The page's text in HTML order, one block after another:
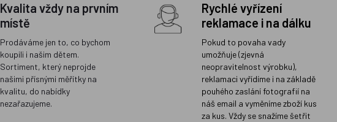
Kvalita vždy na prvním
místě
Prodáváme jen to, co bychom
koupili i našim dětem.
Sortiment, který neprojde
našimi přísnými měřítky na
kvalitu, do nabídky
nezařazujeme.
Rychlé vyřízení
reklamace i na dálku
Pokud to povaha vady
umožňuje (zjevná
neopravitelnost výrobku),
reklamaci vyřídíme i na základě
pouhého zaslání fotografií na
náš email a vyměníme zboží kus
za kus. Vždy se snažíme šetřit